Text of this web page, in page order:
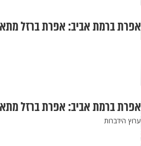
אפרת ברמת אביב: אפרת ברזל
אפרת ברמת אביב: אפרת ברזל
ערוץ הידברות